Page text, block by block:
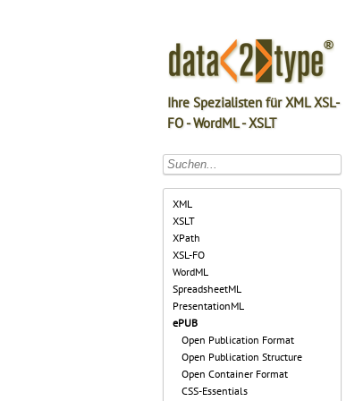
Ihre Spezialisten für XML XSL-
FO - WordML - XSLT
XML
XSLT
XPath
XSL-FO
WordML
SpreadsheetML
PresentationML
ePUB
Open Publication Format
Open Publication Structure
Open Container Format
CSS-Essentials